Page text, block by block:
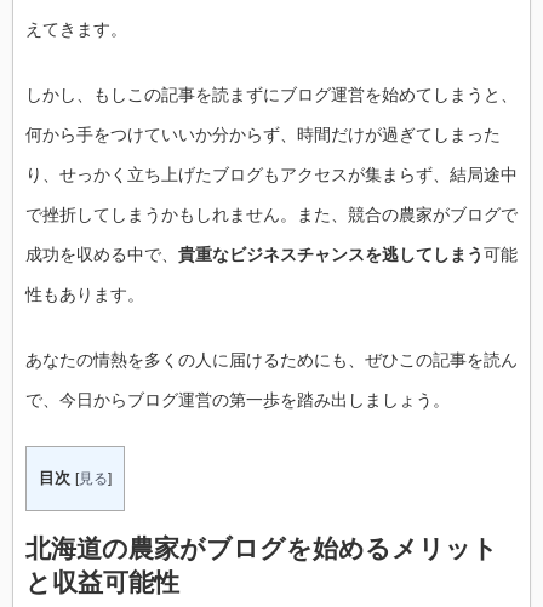
えてきます。
しかし、もしこの記事を読まずにブログ運営を始めてしまうと、
何から手をつけていいか分からず、時間だけが過ぎてしまった
り、せっかく立ち上げたブログもアクセスが集まらず、結局途中
で挫折してしまうかもしれません。また、競合の農家がブログで
成功を収める中で、 貴重なビジネスチャンスを逃してしまう可能
性もあります。
あなたの情熱を多くの人に届けるためにも、ぜひこの記事を読ん
で、今日からブログ運営の第一歩を踏み出しましょう。
目次 [見る]
北海道の農家がブログを始めるメリット
と収益可能性